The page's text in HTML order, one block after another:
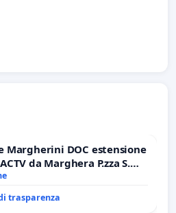
Margherini DOC estensione
da Marghera P.zza S.
Marco Polo
trasparenza